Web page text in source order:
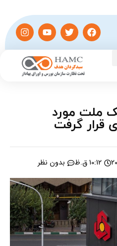
ملت مورد
قرار گرفت
10:12 ق.ظ بدون نظر